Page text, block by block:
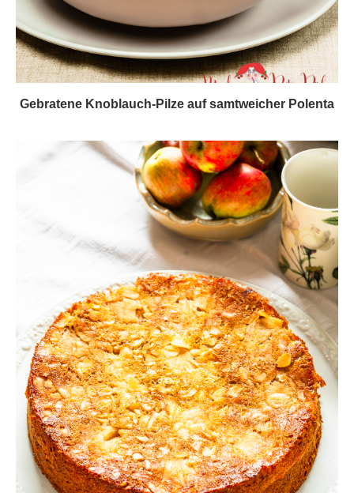
Gebratene Knoblauch-Pilze auf samtweicher Polenta